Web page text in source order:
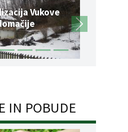
Vukove
IN POBUDE